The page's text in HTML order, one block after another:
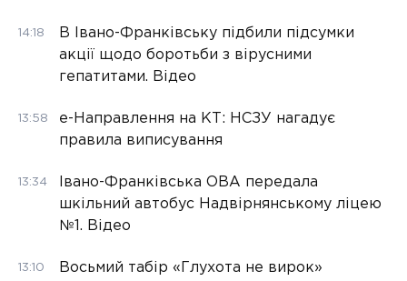
14:18
В Івано-Франківську підбили підсумки
акції щодо боротьби з вірусними
гепатитами. Відео
13:58
е-Направлення на КТ: НСЗУ нагадує
правила виписування
13:34
Івано-Франківська ОВА передала
шкільний автобус Надвірнянському ліцею
№1. Відео
13:10
Восьмий табір «Глухота не вирок»